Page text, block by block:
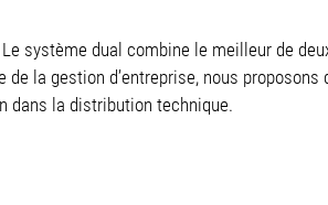
système dual combine le meilleur de
la gestion d’entreprise, nous proposons
dans la distribution technique.